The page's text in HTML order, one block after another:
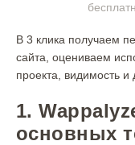
В 3 клика получаем
сайта, оцениваем
проекта, видимость и
1.
основных